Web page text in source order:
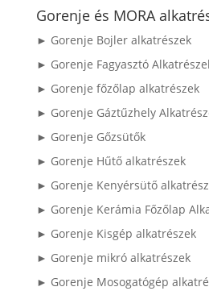
következőre:
Gorenje és MORA
► Gorenje Bojler alkatrészek
► Gorenje Fagyasztó
► Gorenje főzőlap alkatrészek
► Gorenje Gáztűzhely
► Gorenje Gőzsütők
► Gorenje Hűtő alkatrészek
► Gorenje Kenyérsütő
► Gorenje Kerámia Főzőlap
► Gorenje Kisgép alkatrészek
► Gorenje mikró alkatrészek
► Gorenje Mosogatógép